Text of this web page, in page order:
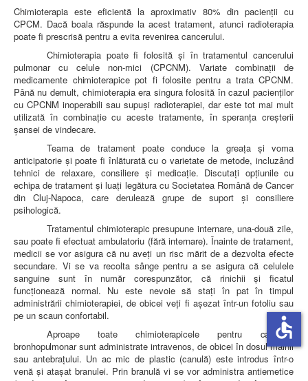
Chimioterapia este eficientă la aproximativ 80% din pacienţii cu
CPCM. Dacă boala răspunde la acest tratament, atunci radioterapia
poate fi prescrisă pentru a evita revenirea cancerului.
Chimioterapia poate fi folosită şi în tratamentul cancerului
pulmonar cu celule non-mici (CPCNM). Variate combinaţii de
medicamente chimioterapice pot fi folosite pentru a trata CPCNM.
Până nu demult, chimioterapia era singura folosită în cazul pacienţilor
cu CPCNM inoperabili sau supuşi radioterapiei, dar este tot mai mult
utilizată în combinaţie cu aceste tratamente, în speranţa creşterii
şansei de vindecare.
Teama de tratament poate conduce la greaţa şi voma
anticipatorie şi poate fi înlăturată cu o varietate de metode, incluzând
tehnici de relaxare, consiliere şi medicaţie. Discutaţi opţiunile cu
echipa de tratament şi luaţi legătura cu Societatea Română de Cancer
din Cluj-Napoca, care derulează grupe de suport şi consiliere
psihologică.
Tratamentul chimioterapic presupune internare, una-două zile,
sau poate fi efectuat ambulatoriu (fără internare). Înainte de tratament,
medicii se vor asigura că nu aveţi un risc mărit de a dezvolta efecte
secundare. Vi se va recolta sânge pentru a se asigura că celulele
sanguine sunt în număr corespunzător, că rinichii şi ficatul
funcţionează normal. Nu este nevoie să staţi în pat în timpul
administrării chimioterapiei, de obicei veţi fi aşezat într-un fotoliu sau
pe un scaun confortabil.
Aproape toate chimioterapicele pentru cancerul
bronhopulmonar sunt administrate intravenos, de obicei în dosul mâinii
sau antebraţului. Un ac mic de plastic (canulă) este introdus într-o
venă şi ataşat branulei. Prin branulă vi se vor administra antiemetice
accessible